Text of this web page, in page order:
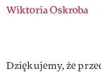
Authors
Wiktoria Oskroba
Dziękujemy, że